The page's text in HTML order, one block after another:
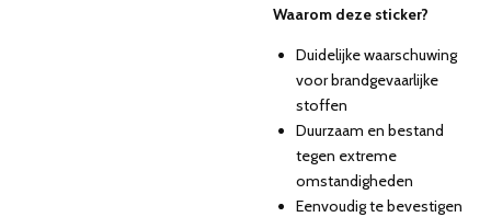
Waarom deze sticker?
Duidelijke waarschuwing
voor brandgevaarlijke
stoffen
Duurzaam en bestand
tegen extreme
omstandigheden
Eenvoudig te bevestigen